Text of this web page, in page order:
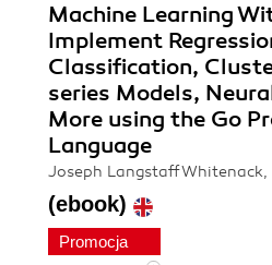
Machine Learning
Implement
Classification,
series Models,
More using the Go
Language
Joseph Langstaff Whitenack,
(ebook)
Promocja